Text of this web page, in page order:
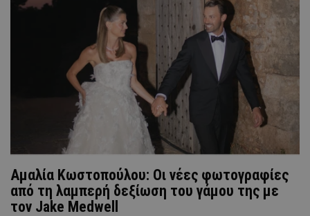
Αμαλία Κωστοπούλου: Οι νέες φωτογραφίες
από τη λαμπερή δεξίωση του γάμου της με
τον Jake Medwell